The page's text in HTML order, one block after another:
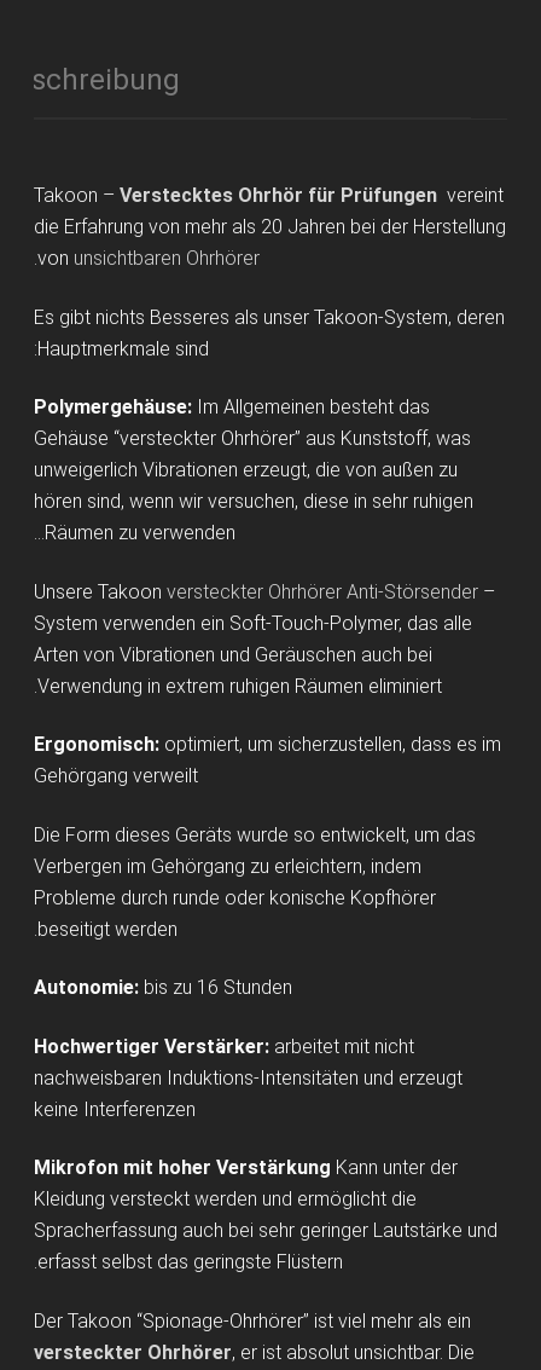
Takoon –Verstecktes Ohrhör für Prüfungen vereint
die Erfahrung von mehr als 20 Jahren bei der Herstellung
von unsichtbaren Ohrhörer
.
Es gibt nichts Besseres als unser Takoon-System, deren
Hauptmerkmale sind:
Polymergehäuse: Im Allgemeinen besteht das
Gehäuse “versteckter Ohrhörer” aus Kunststoff, was
unweigerlich Vibrationen erzeugt, die von außen zu
hören sind, wenn wir versuchen, diese in sehr ruhigen
Räumen zu verwenden…
Unsere Takoonversteckter Ohrhörer Anti-Störsender –
System verwenden ein Soft-Touch-Polymer, das alle
Arten von Vibrationen und Geräuschen auch bei
Verwendung in extrem ruhigen Räumen eliminiert.
Ergonomisch: optimiert, um sicherzustellen, dass es im
Gehörgang verweilt
Die Form dieses Geräts wurde so entwickelt, um das
Verbergen im Gehörgang zu erleichtern, indem
Probleme durch runde oder konische Kopfhörer
beseitigt werden.
Autonomie: bis zu 16 Stunden
Hochwertiger Verstärker: arbeitet mit nicht
nachweisbaren Induktions-Intensitäten und erzeugt
keine Interferenzen
Mikrofon mit hoher Verstärkung Kann unter der
Kleidung versteckt werden und ermöglicht die
Spracherfassung auch bei sehr geringer Lautstärke und
erfasst selbst das geringste Flüstern.
Der Takoon “Spionage-Ohrhörer” ist viel mehr als ein
versteckter Ohrhörer, er ist absolut unsichtbar. Die